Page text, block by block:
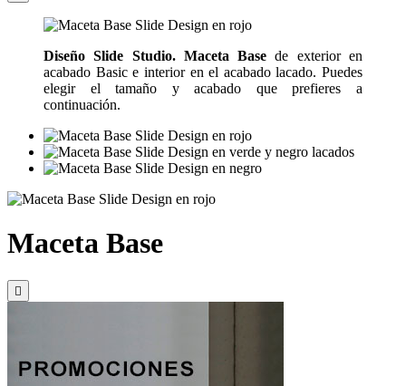
Diseño Slide Studio. Maceta Base de exterior en
acabado Basic e interior en el acabado lacado. Puedes
elegir el tamaño y acabado que prefieres a
continuación.
Maceta Base
